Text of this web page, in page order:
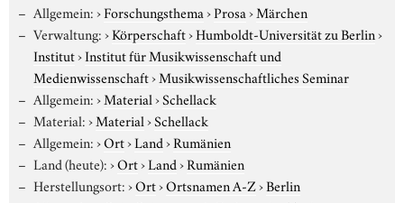
Allgemein:›Forschungsthema›Prosa›Märchen
Verwaltung:›Körperschaft›Humboldt-Universität zu Berlin›
Institut›Institut für Musikwissenschaft und
Medienwissenschaft›Musikwissenschaftliches Seminar
Allgemein:›Material›Schellack
Material:›Material›Schellack
Allgemein:›Ort›Land›Rumänien
Land (heute):›Ort›Land›Rumänien
Herstellungsort:›Ort›Ortsnamen A-Z›Berlin